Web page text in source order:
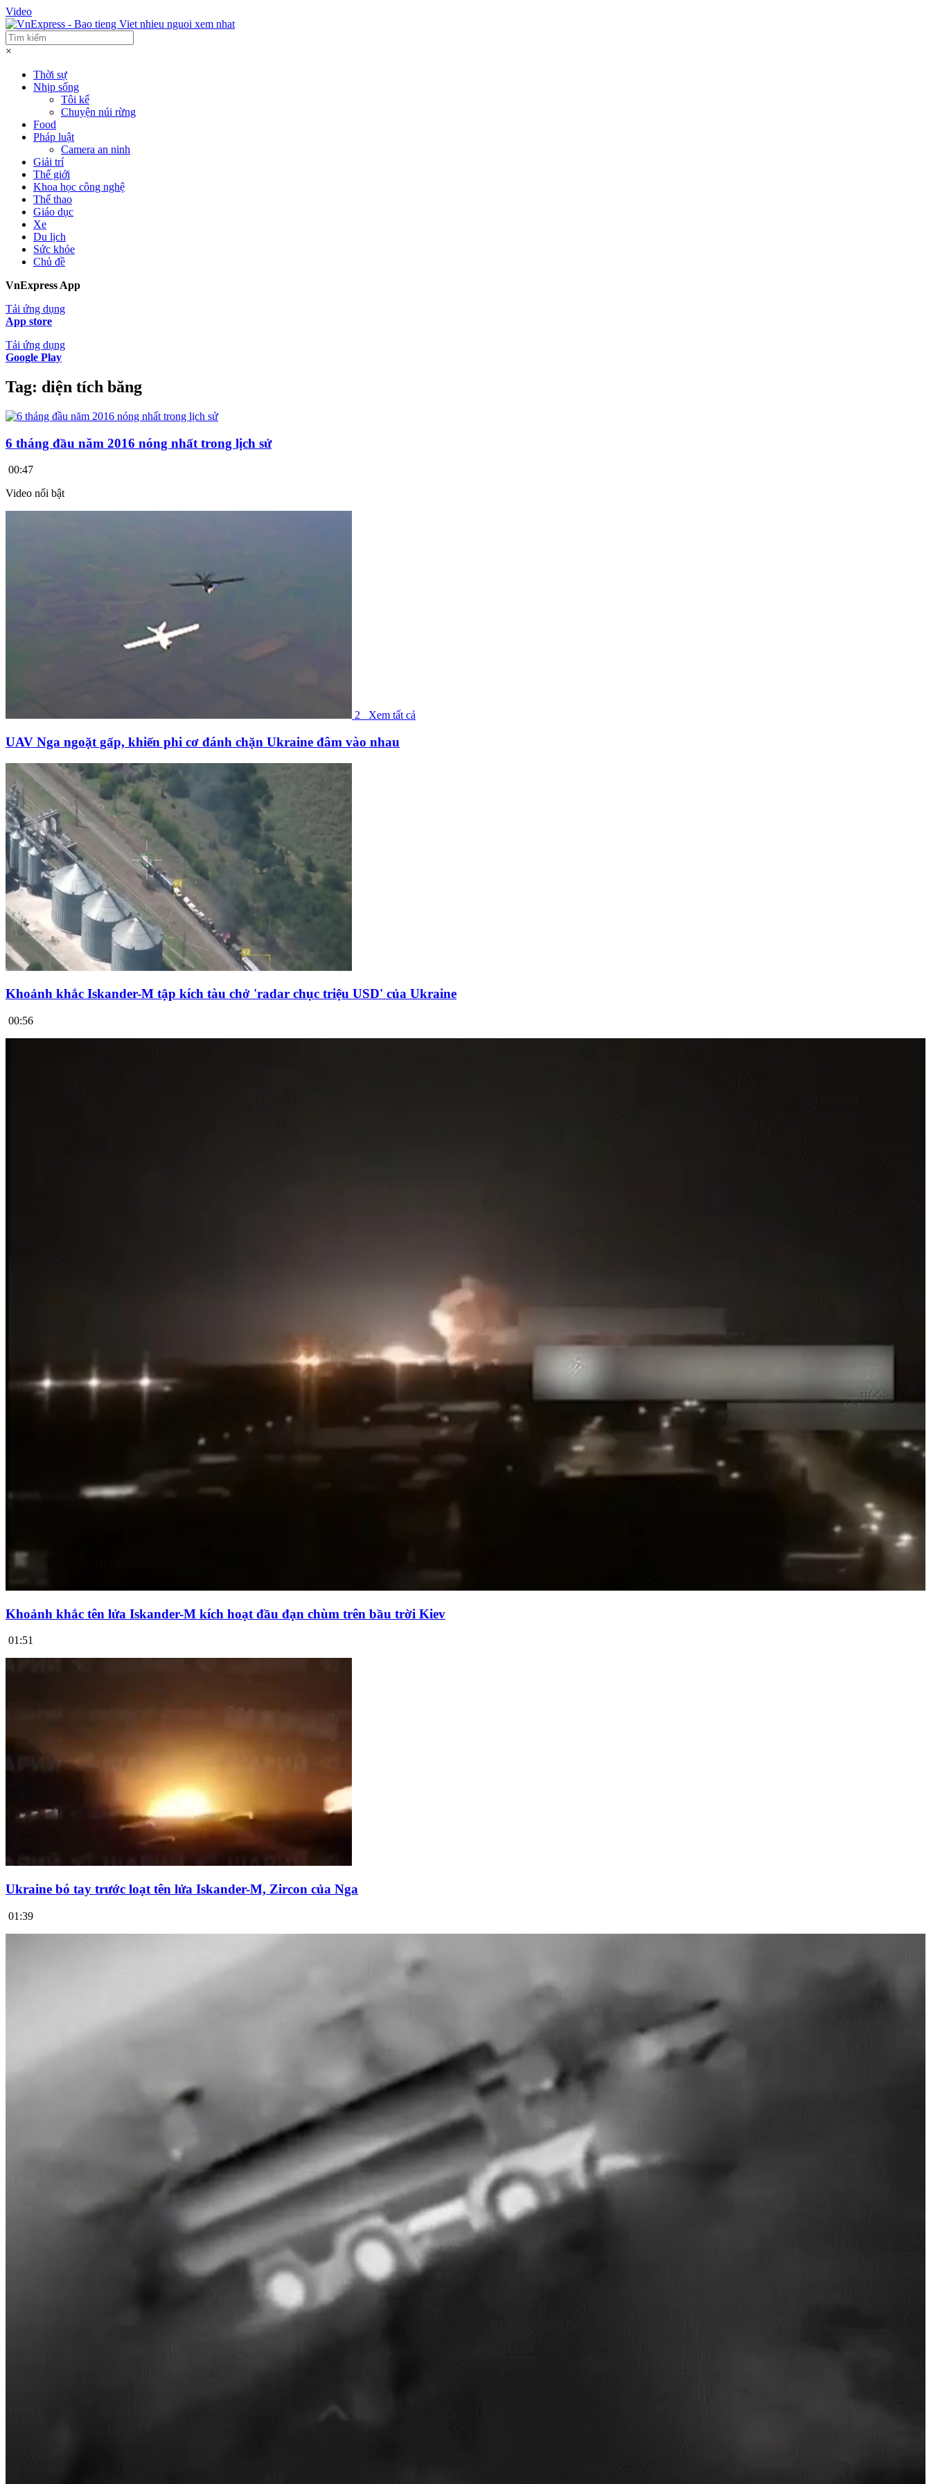
Video
×
Thời sự
Nhịp sống
Tôi kể
Chuyện núi rừng
Food
Pháp luật
Camera an ninh
Giải trí
Thế giới
Khoa học công nghệ
Thể thao
Giáo dục
Xe
Du lịch
Sức khỏe
Chủ đề
VnExpress App
Tải ứng dụng
App store
Tải ứng dụng
Google Play
Tag: diện tích băng
6 tháng đầu năm 2016 nóng nhất trong lịch sử
00:47
Video nổi bật
2 Xem tất cả
UAV Nga ngoặt gấp, khiến phi cơ đánh chặn Ukraine đâm vào nhau
Khoảnh khắc Iskander-M tập kích tàu chở 'radar chục triệu USD' của Ukraine
00:56
Khoảnh khắc tên lửa Iskander-M kích hoạt đầu đạn chùm trên bầu trời Kiev
01:51
Ukraine bó tay trước loạt tên lửa Iskander-M, Zircon của Nga
01:39